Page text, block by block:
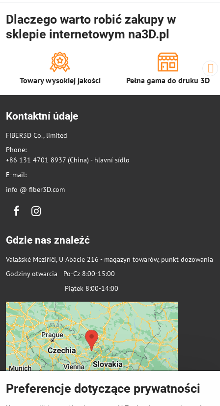
Dlaczego warto robić zakupy w
sklepie internetowym na3D.pl
Towary wysokiej jakości Pełna gama do druku 3D
Kontaktní údaje
FIBER3D Co., limited
Phone:
+86 131 4701 8937 (China) - hlavní sídlo
E-mail:
info @ fiber3D.com
FacebookInstagram
Gdzie nas znaleźć
Valašské Meziříčí, U Abácie 216 - magazyn towarów, punkt dozowania
Godziny otwarcia Po-Cz 8:00-15:00
Piątek 8:00-14:00
Preferencje dotyczące prywatności